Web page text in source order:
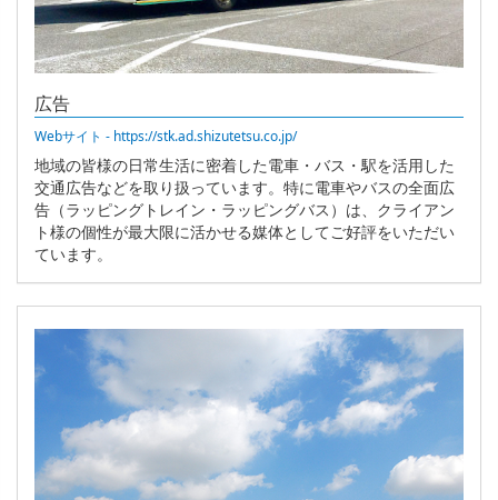
広告
Webサイト - https://stk.ad.shizutetsu.co.jp/
地域の皆様の日常生活に密着した電車・バス・駅を活用した
交通広告などを取り扱っています。特に電車やバスの全面広
告（ラッピングトレイン・ラッピングバス）は、クライアン
ト様の個性が最大限に活かせる媒体としてご好評をいただい
ています。